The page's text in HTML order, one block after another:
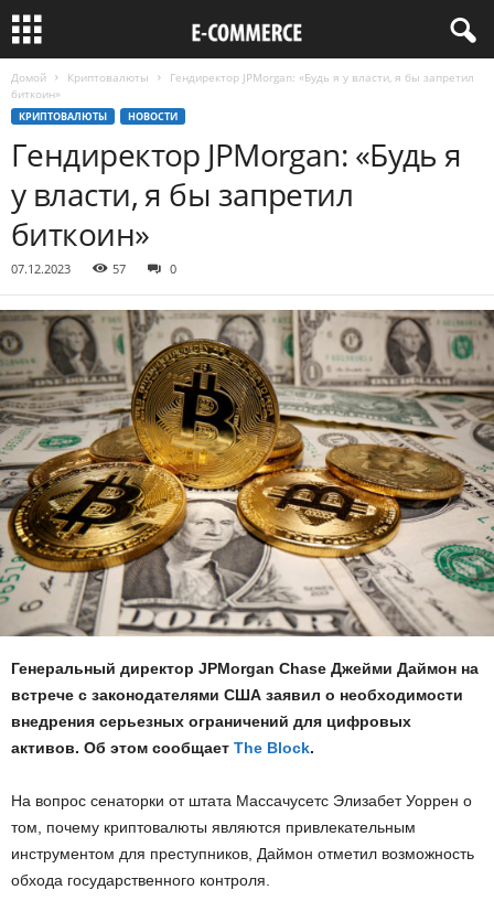
Домой Криптовалюты
Гендиректор JPMorgan: «Будь я у власти, я бы запретил
биткоин»
КРИПТОВАЛЮТЫ НОВОСТИ
Гендиректор JPMorgan: «Будь я
у власти, я бы запретил
биткоин»
07.12.2023 57 0
Генеральный директор JPMorgan Chase Джейми Даймон на
встрече с законодателями США заявил о необходимости
внедрения серьезных ограничений для цифровых
активов. Об этом сообщает The Block.
На вопрос сенаторки от штата Массачусетс Элизабет Уоррен о
том, почему криптовалюты являются привлекательным
инструментом для преступников, Даймон отметил возможность
обхода государственного контроля.